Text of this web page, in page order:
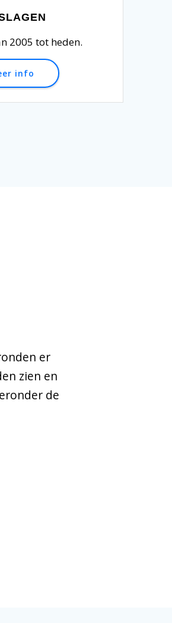
2005 tot heden.
info
er
zien en
de